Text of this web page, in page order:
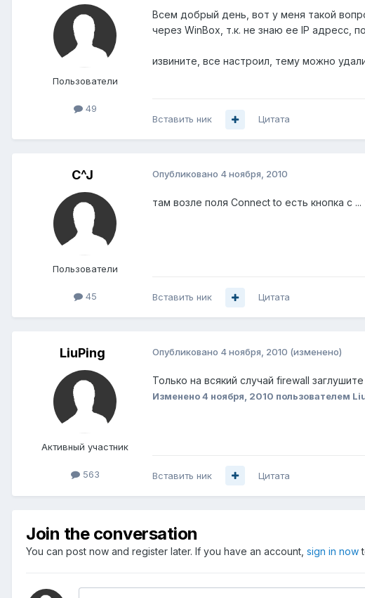
Пользователи
49
Всем добрый день, вот у меня такой
через WinBox, т.к. не знаю ее IP адресс,
извините, все настроил, тему можно
Вставить ник Цитата
C^J
Пользователи
45
Опубликовано 4 ноября, 2010
там возле поля Connect to есть кнопка с
Вставить ник Цитата
LiuPing
Активный участник
563
Опубликовано 4 ноября, 2010 (изменено)
Только на всякий случай firewall
Изменено4 ноября, 2010 пользователем
Вставить ник Цитата
Join the conversation
You can post now and register later. If you have an account, sign in now